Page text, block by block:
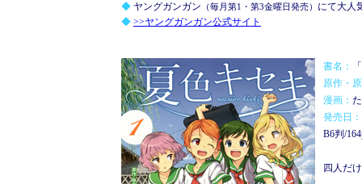
◆ ヤングガンガン （毎月第1・第3金曜日発売） にて大人
◆ >>ヤングガンガン公式サイト
書名：
原作・
漫画：
発売日：
B6判/
四人だ